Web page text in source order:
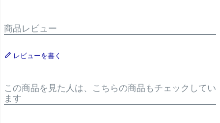
商品レビュー
レビューを書く
この商品を見た人は、こちらの商品もチェックしてい
ます